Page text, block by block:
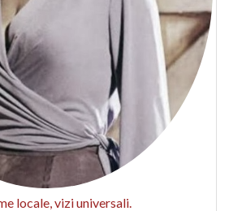
locale, vizi universali.